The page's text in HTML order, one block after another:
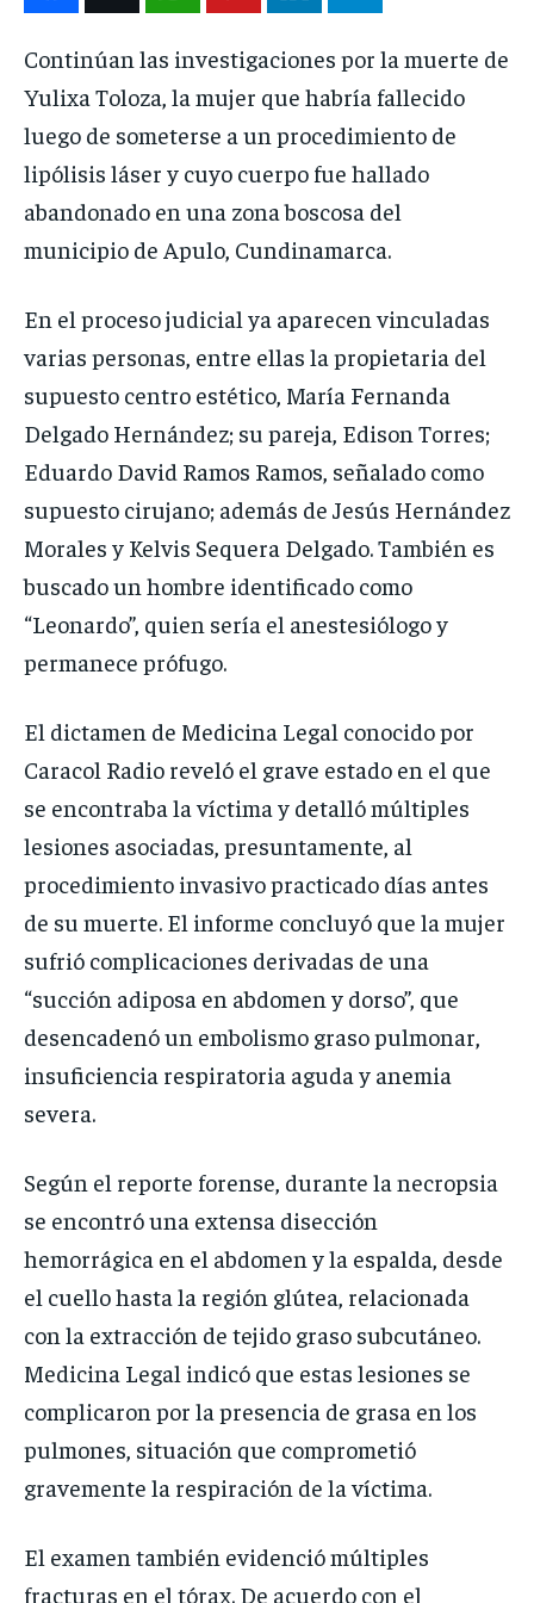
Continúan las investigaciones por la muerte de
Yulixa Toloza, la mujer que habría fallecido
luego de someterse a un procedimiento de
lipólisis láser y cuyo cuerpo fue hallado
abandonado en una zona boscosa del
municipio de Apulo, Cundinamarca.
En el proceso judicial ya aparecen vinculadas
varias personas, entre ellas la propietaria del
supuesto centro estético, María Fernanda
Delgado Hernández; su pareja, Edison Torres;
Eduardo David Ramos Ramos, señalado como
supuesto cirujano; además de Jesús Hernández
Morales y Kelvis Sequera Delgado. También es
buscado un hombre identificado como
“Leonardo”, quien sería el anestesiólogo y
permanece prófugo.
El dictamen de Medicina Legal conocido por
Caracol Radio reveló el grave estado en el que
se encontraba la víctima y detalló múltiples
lesiones asociadas, presuntamente, al
procedimiento invasivo practicado días antes
de su muerte. El informe concluyó que la mujer
sufrió complicaciones derivadas de una
“succión adiposa en abdomen y dorso”, que
desencadenó un embolismo graso pulmonar,
insuficiencia respiratoria aguda y anemia
severa.
Según el reporte forense, durante la necropsia
se encontró una extensa disección
hemorrágica en el abdomen y la espalda, desde
el cuello hasta la región glútea, relacionada
con la extracción de tejido graso subcutáneo.
Medicina Legal indicó que estas lesiones se
complicaron por la presencia de grasa en los
pulmones, situación que comprometió
gravemente la respiración de la víctima.
El examen también evidenció múltiples
fracturas en el tórax. De acuerdo con el